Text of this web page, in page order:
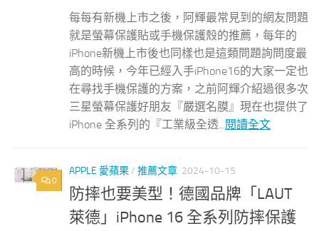
每每有新機上市之後，阿輝最常見到的網友問題
就是螢幕保護貼或手機保護殼的推薦，每年的
iPhone新機上市後也同樣也是這類問題詢問度最
高的時候，今年已經入手iPhone16的大家一定也
在尋找手機保護的方案，之前阿輝介紹過很多次
三星螢幕保護好朋友『嚴選名膜』現在也提供了
iPhone 全系列的『工業級全透...閱讀全文
0
APPLE 愛蘋果/ 推薦文章 2024-10-15
防摔也要美型！德國品牌「LAUT
萊德」iPhone 16 全系列防摔保護